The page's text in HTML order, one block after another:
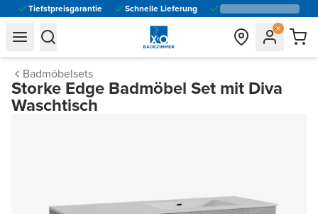
Tiefstpreisgarantie Schnelle Lieferung
general.navigation.toggle_menu.label
general.navigation.toggle_menu.label
Badmöbelsets
Storke Edge Badmöbel Set mit Diva
Waschtisch